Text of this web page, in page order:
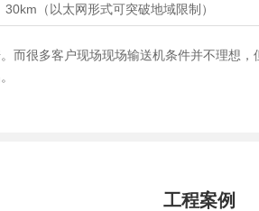
30km（以太网形式可突破地域限制）
而很多客户现场现场输送机条件并不理想
工程案例